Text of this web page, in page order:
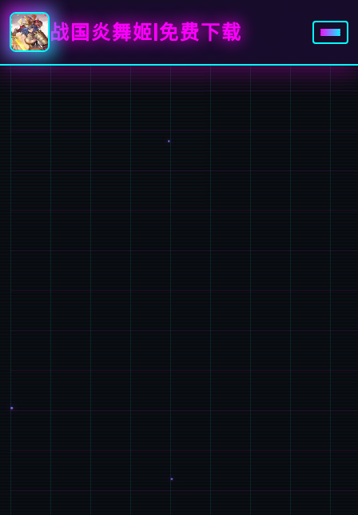
战国炎舞姬|免费下载